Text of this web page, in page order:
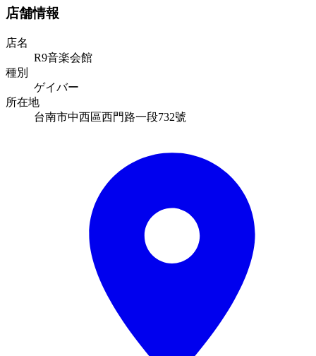
店舗情報
店名
R9音楽会館
種別
ゲイバー
所在地
台南市中西區西門路一段732號